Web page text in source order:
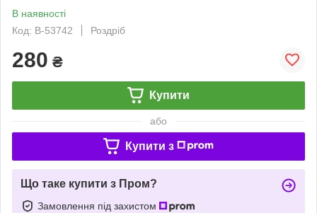
В наявності
Код: B-53742
Роздріб
280 ₴
Купити
або
Купити з
Що таке купити з Пром?
Замовлення під захистом